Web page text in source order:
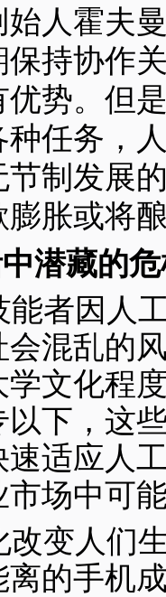
始人霍夫
保持协作
优势。但
种任务，
节制发展
膨胀或将
潜藏的
因人工
会混乱的
文化程
以下，这
速适应人
市场中可
人们生
离的手机